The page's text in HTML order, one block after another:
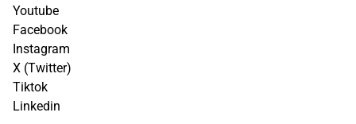
Youtube
Facebook
Instagram
X (Twitter)
Tiktok
Linkedin